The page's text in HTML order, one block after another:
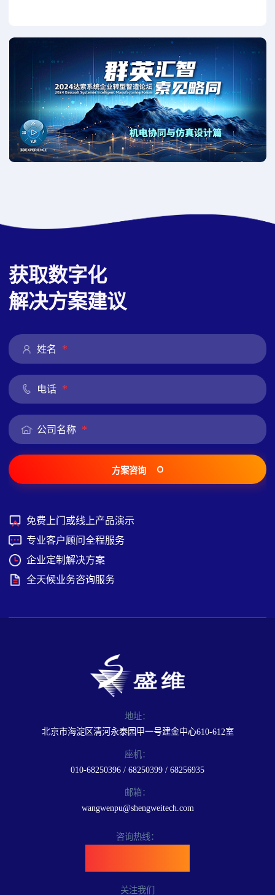
获取数字化
解决方案建议
姓名 *
电话 *
公司名称 *
方案咨询
免费上门或线上产品演示
专业客户顾问全程服务
企业定制解决方案
全天候业务咨询服务
地址：
北京市海淀区清河永泰园甲一号建金中心610-612室
座机：
010-68250396 / 68250399 / 68256935
邮箱：
wangwenpu@shengweitech.com
咨询热线：
关注我们